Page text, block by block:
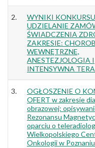
2.
WYNIKI
UDZIELANIE
ŚWIADCZENIA
ZAKRESIE:
WEWNĘTRZNE,
ANESTEZJOLOGIA I
INTENSYWNA
3.
OGŁOSZENIE O
OFERT w zakresie
obrazowej:
Rezonansu
oparciu o
Wielkopolskiego
Onkologii w